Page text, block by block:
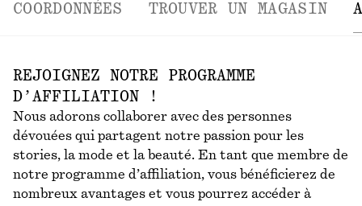
COORDONNÉES TROUVER UN MAGASIN
REJOIGNEZ NOTRE PROGRAMME
D’AFFILIATION !
Nous adorons collaborer avec des personnes
dévouées qui partagent notre passion pour les
stories, la mode et la beauté. En tant que membre de
notre programme d’affiliation, vous bénéficierez de
nombreux avantages et vous pourrez accéder à